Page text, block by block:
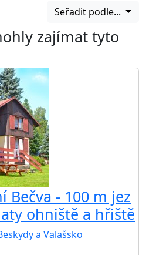
Seřadit podle...
zajímat tyto
Bečva - 100 m jez
ohniště a hřiště
a Valašsko